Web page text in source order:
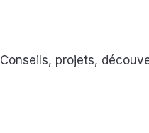
Conseils, projets,